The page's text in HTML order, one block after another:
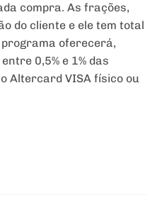
compra. As frações,
do cliente e ele tem total
oferecerá,
0,5% e 1% das
Altercard VISA físico ou